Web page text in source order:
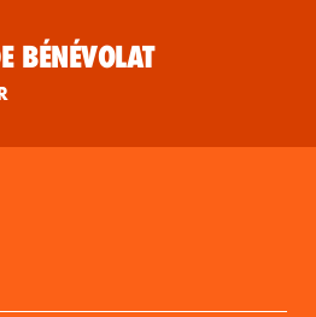
BÉNÉVOLAT